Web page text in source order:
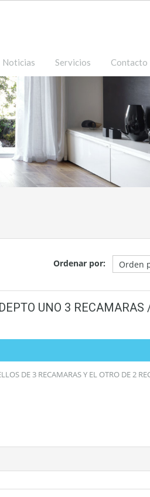
Noticias Servicios Contacto
Ordenar por:
UNO 3 RECAMARAS
DE 3 RECAMARAS Y EL OTRO DE 2